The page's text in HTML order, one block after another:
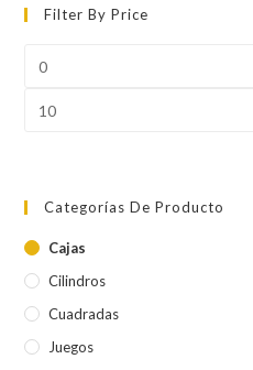
Filter By Price
mínimo
máximo
Categorías De Producto
Cajas
Cilindros
Cuadradas
Juegos